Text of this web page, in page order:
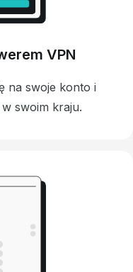
VPN
na swoje konto i
w swoim kraju.